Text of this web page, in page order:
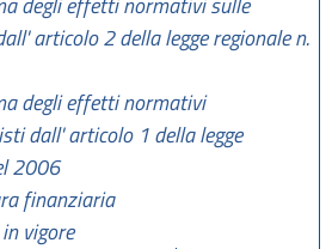
articolo 2 della legge regionale n.
degli effetti normativi
dall' articolo 1 della legge
2006
finanziaria
vigore